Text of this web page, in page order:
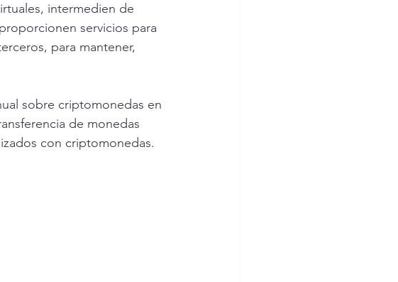
intermedien de
servicios para
para mantener,
sobre criptomonedas en
de monedas
con criptomonedas.